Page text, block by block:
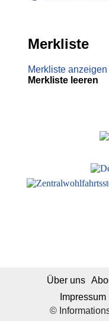
Merkliste
Merkliste anzeigen
Merkliste leeren
©
Über uns
Impressum